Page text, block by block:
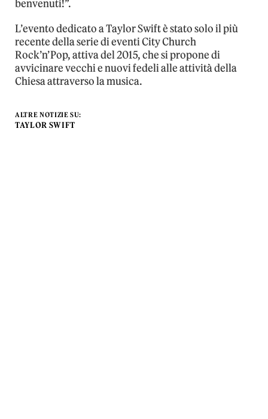
benvenuti!”.
L’evento dedicato a Taylor Swift è stato solo il più
recente della serie di eventi City Church
Rock’n’Pop, attiva del 2015, che si propone di
avvicinare vecchi e nuovi fedeli alle attività della
Chiesa attraverso la musica.
ALTRE NOTIZIE SU:
TAYLOR SWIFT